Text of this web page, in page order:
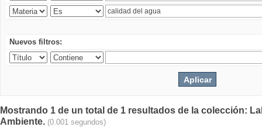
Nuevos filtros:
Mostrando 1 de un total de 1 resultados de la colección:
Ambiente. (0.001 segundos)